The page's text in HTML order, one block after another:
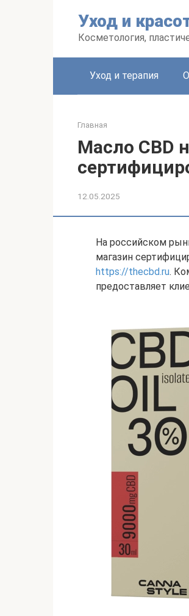
Уход и
Косметология,
Уход и терапия
Главная
Масло CBD
12.05.2025
На российском
магазин
https://thecbd.ru.
предоставляет